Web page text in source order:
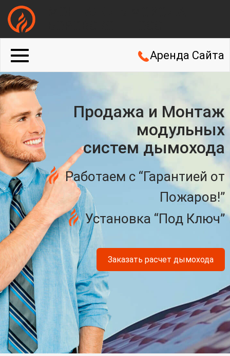
Аренда Сайта
Продажа и Монтаж
модульных
систем дымохода
Работаем с “Гарантией от
Пожаров!”
Установка “Под Ключ”
Заказать расчет дымохода